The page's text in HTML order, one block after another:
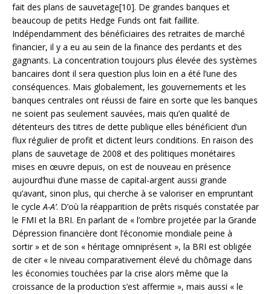
fait des plans de sauvetage[10]. De grandes banques et
beaucoup de petits Hedge Funds ont fait faillite.
Indépendamment des bénéficiaires des retraites de marché
financier, il y a eu au sein de la finance des perdants et des
gagnants. La concentration toujours plus élevée des systèmes
bancaires dont il sera question plus loin en a été l’une des
conséquences. Mais globalement, les gouvernements et les
banques centrales ont réussi de faire en sorte que les banques
ne soient pas seulement sauvées, mais qu’en qualité de
détenteurs des titres de dette publique elles bénéficient d’un
flux régulier de profit et dictent leurs conditions. En raison des
plans de sauvetage de 2008 et des politiques monétaires
mises en œuvre depuis, on est de nouveau en présence
aujourd’hui d’une masse de capital-argent aussi grande
qu’avant, sinon plus, qui cherche à se valoriser en empruntant
le cycle A-A’. D’où la réapparition de prêts risqués constatée par
le FMI et la BRI. En parlant de « l’ombre projetée par la Grande
Dépression financière dont l’économie mondiale peine à
sortir » et de son « héritage omniprésent », la BRI est obligée
de citer « le niveau comparativement élevé du chômage dans
les économies touchées par la crise alors même que la
croissance de la production s’est affermie », mais aussi « le